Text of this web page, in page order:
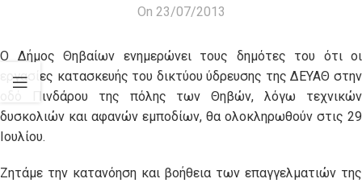
On 23/07/2013
Ο Δήμος Θηβαίων ενημερώνει τους δημότες του ότι οι
εργασίες κατασκευής του δικτύου ύδρευσης της ΔΕΥΑΘ στην
οδό Πινδάρου της πόλης των Θηβών, λόγω τεχνικών
δυσκολιών και αφανών εμποδίων, θα ολοκληρωθούν στις 29
Ιουλίου.
Ζητάμε την κατανόηση και βοήθεια των επαγγελματιών της